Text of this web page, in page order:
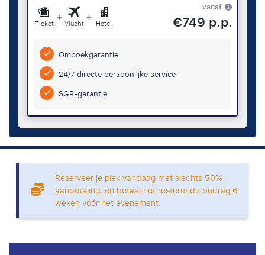
Ticket + Vlucht + Hotel
vanaf
€749 p.p.
Omboekgarantie
24/7 directe persoonlijke service
SGR-garantie
Reserveer je plek vandaag met slechts 50%
aanbetaling, en betaal het resterende bedrag 6
weken vóór het evenement.